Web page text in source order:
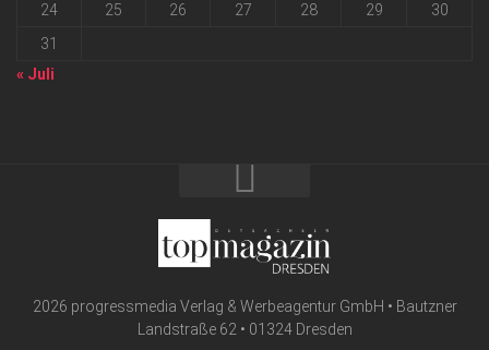
24
25 26 27 28 29
30
31
« Juli
2026 progressmedia Verlag & Werbeagentur GmbH • Bautzner
Landstraße 62 • 01324 Dresden